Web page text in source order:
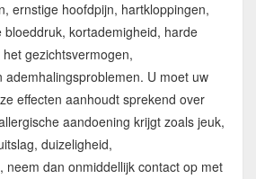
ernstige hoofdpijn, hartkloppingen,
kortademigheid, harde
gezichtsvermogen,
ademhalingsproblemen. U moet uw
effecten aanhoudt sprekend over
aandoening krijgt zoals jeuk,
duizeligheid,
neem dan onmiddellijk contact op met